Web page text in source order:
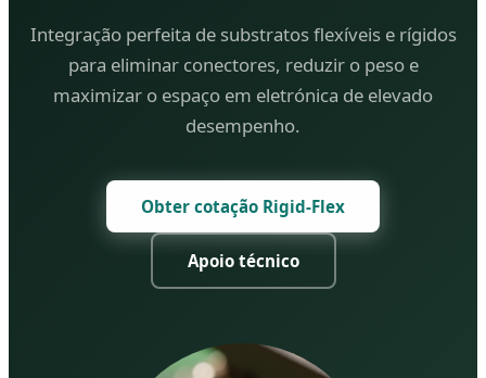
Integração perfeita de substratos flexíveis e rígidos
para eliminar conectores, reduzir o peso e
maximizar o espaço em eletrónica de elevado
desempenho.
Obter cotação Rigid-Flex
Apoio técnico